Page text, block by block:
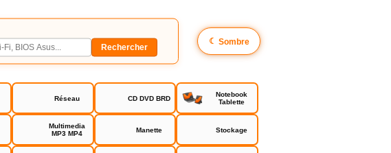
☾ Sombre
Réseau CD DVD BRD
Notebook
Tablette
Multimedia
MP3 MP4
Manette Stockage